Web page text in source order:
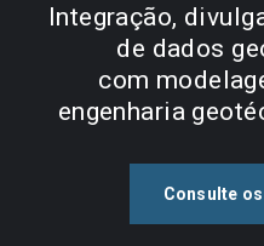
Integração,
de dados
com
engenharia
Consulte